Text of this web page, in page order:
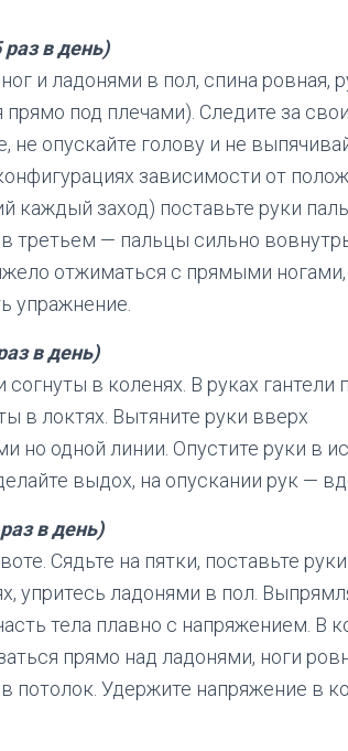
в день)
и ладонями в пол, спина ровная,
прямо под плечами). Следите за
не опускайте голову и не
зависимости от
каждый заход) поставьте руки
третьем — пальцы сильно
отжиматься с прямыми ногами,
упражнение.
в день)
в коленях. В руках гантели
в локтях. Вытяните руки вверх
но одной линии. Опустите руки в
выдох, на опускании рук —
в день)
Сядьте на пятки, поставьте
упритесь ладонями в пол.
тела плавно с напряжением. В
прямо над ладонями, ноги
потолок. Удержите напряжение в